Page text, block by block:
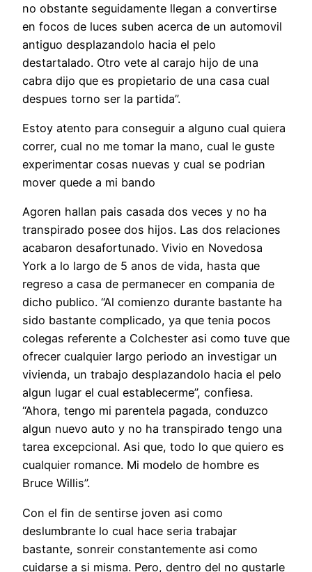
no obstante seguidamente llegan a convertirse
en focos de luces suben acerca de un automovil
antiguo desplazandolo hacia el pelo
destartalado. Otro vete al carajo hijo de una
cabra dijo que es propietario de una casa cual
despues torno ser la partida”.
Estoy atento para conseguir a alguno cual quiera
correr, cual no me tomar la mano, cual le guste
experimentar cosas nuevas y cual se podri­an
mover quede a mi bando
Agoren hallan pais casada dos veces y no ha
transpirado posee dos hijos. Las dos relaciones
acabaron desafortunado. Vivio en Novedosa
York a lo largo de 5 anos de vida, hasta que
regreso a casa de permanecer en compania de
dicho publico. “Al comienzo durante bastante ha
sido bastante complicado, ya que tenia pocos
colegas referente a Colchester asi­ como tuve que
ofrecer cualquier largo periodo an investigar un
vivienda, un trabajo desplazandolo hacia el pelo
algun lugar el cual establecerme”, confiesa.
“Ahora, tengo mi parentela pagada, conduzco
algun nuevo auto y no ha transpirado tengo una
tarea excepcional. Asi que, todo lo que quiero es
cualquier romance. Mi modelo de hombre es
Bruce Willis”.
Con el fin de sentirse joven asi­ como
deslumbrante lo cual hace seri­a trabajar
bastante, sonreir constantemente asi­ como
cuidarse a si misma. Pero, dentro del no gustarle